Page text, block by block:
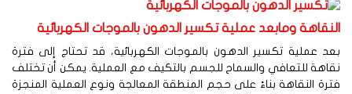
ومابعد عملية تكسير الدهون بالموجات الكهربائية
عملية تكسير الدهون بالموجات الكهربائية، قد تحتاج إلى فترة
للتعافي والسماح للجسم بالتكيف مع العملية. يمكن أن تختلف
النقاهة بناءً على حجم المنطقة المعالجة ونوع العملية المنجزة